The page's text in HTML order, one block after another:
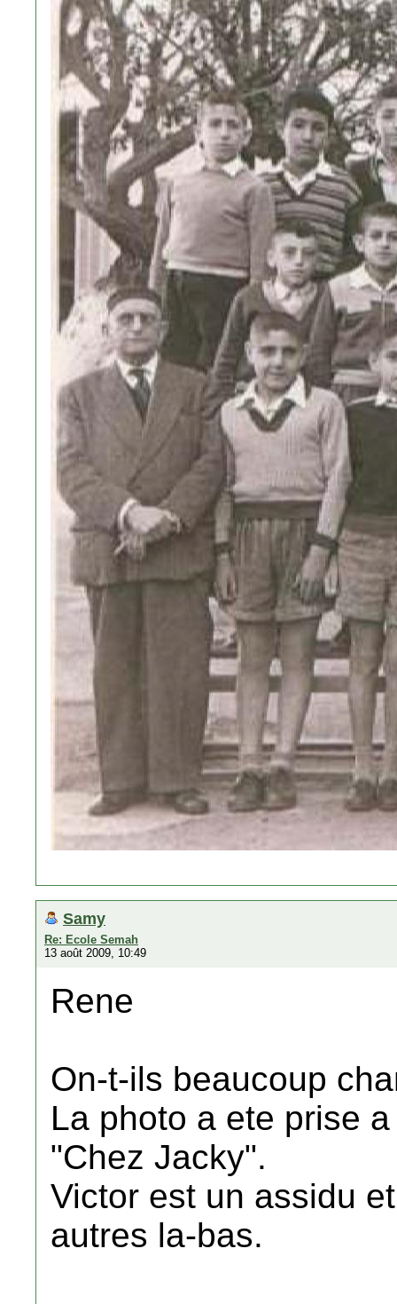
Samy
Re: Ecole Semah
13 août 2009, 10:49
Rene
On-t-ils beaucoup
La photo a ete prise
"Chez Jacky".
Victor est un assidu
autres la-bas.